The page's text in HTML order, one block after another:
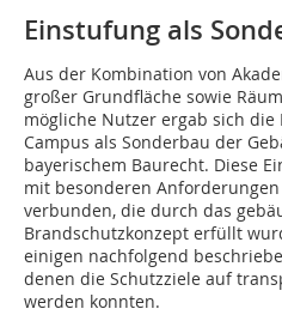
Einstufung als
Aus der Kombination von
großer Grundfläche sowie
mögliche Nutzer ergab sich
Campus als Sonderbau der
bayerischem Baurecht. Diese
mit besonderen
verbunden, die durch das
Brandschutzkonzept erfüllt
einigen nachfolgend
denen die Schutzziele auf
werden konnten.